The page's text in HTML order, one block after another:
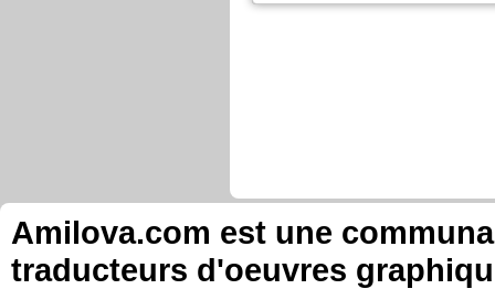
Amilova.com est une
traducteurs d'oeuvres